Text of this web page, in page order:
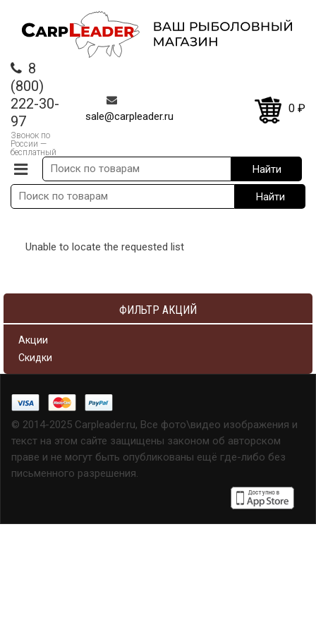
8
(800)
222-30-
97
Звонок по
России —
бесплатный
sale@carpleader.ru
0 ₽
Unable to locate the requested list
ФИЛЬТР АКЦИЙ
Акции
Скидки
© 2014-2025 Carpleader.ru, Все фото\видео изображения и
текст на этом сайте защищены законом об авторском
праве и не могут быть опубликованы ещё где-либо без
письменного разрешения.